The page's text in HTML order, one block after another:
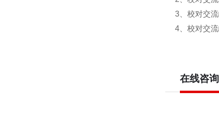
3、校对交
4、校对交
在线咨询